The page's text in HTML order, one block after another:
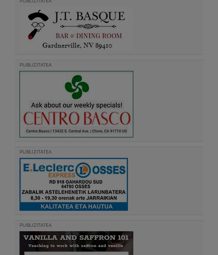
PUBLIZITATEA
PUBLIZITATEA
PUBLIZITATEA